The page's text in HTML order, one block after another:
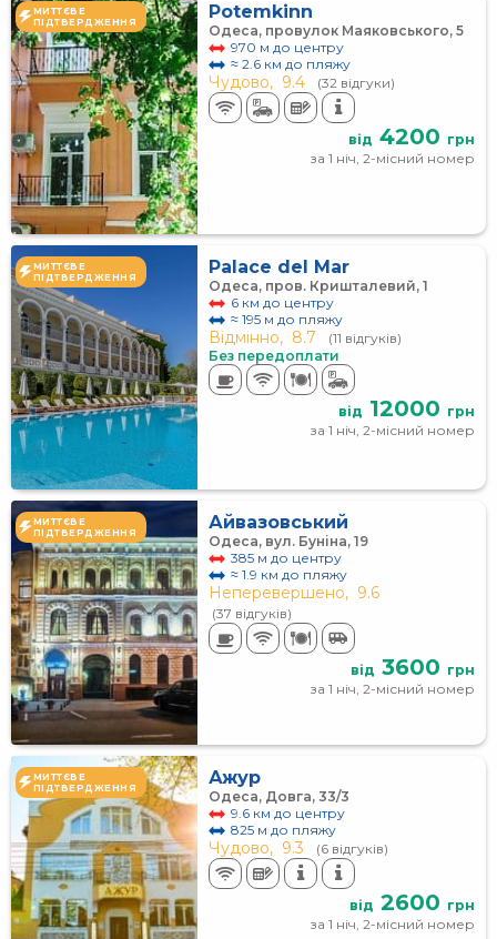
МИТТЄВЕ
ПІДТВЕРДЖЕННЯ
Potemkinn
Одеса, провулок Маяковського, 5
970 м до центру
≈ 2.6 км до пляжу
Чудово, 9.4 (32 відгуки)
від 4200 грн
за 1 ніч, 2-місний номер
МИТТЄВЕ
ПІДТВЕРДЖЕННЯ
Palace del Mar
Одеса, пров. Кришталевий, 1
6 км до центру
≈ 195 м до пляжу
Відмінно, 8.7
(11 відгуків)
Без передоплати
від 12000 грн
за 1 ніч, 2-місний номер
МИТТЄВЕ
ПІДТВЕРДЖЕННЯ
Айвазовський
Одеса, вул. Буніна, 19
385 м до центру
≈ 1.9 км до пляжу
Неперевершено, 9.6
(37 відгуків)
від 3600 грн
за 1 ніч, 2-місний номер
МИТТЄВЕ
ПІДТВЕРДЖЕННЯ
Ажур
Одеса, Довга, 33/3
9.6 км до центру
825 м до пляжу
Чудово, 9.3 (6 відгуків)
від 2600 грн
за 1 ніч, 2-місний номер